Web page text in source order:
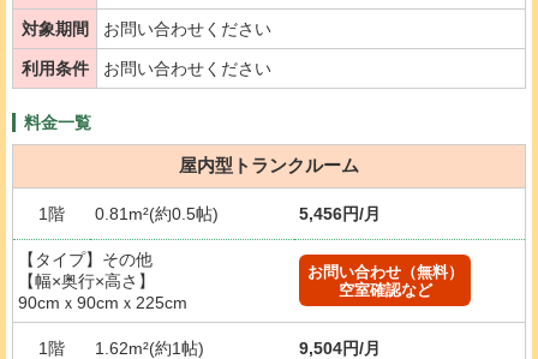
対象期間 お問い合わせください
利用条件 お問い合わせください
料金一覧
屋内型トランクルーム
1階 0.81m²(約0.5帖) 5,456円/月
【タイプ】その他
【幅×奥行×高さ】
90cmｘ90cmｘ225cm
お問い合わせ（無料）
空室確認など
1階 1.62m²(約1帖) 9,504円/月